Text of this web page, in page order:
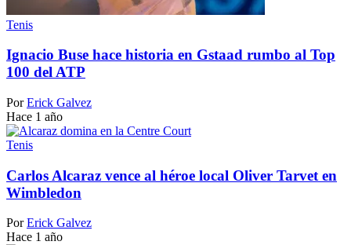
Tenis
Ignacio Buse hace historia en Gstaad rumbo al Top
100 del ATP
Por Erick Galvez
Hace 1 año
Tenis
Carlos Alcaraz vence al héroe local Oliver Tarvet en
Wimbledon
Por Erick Galvez
Hace 1 año